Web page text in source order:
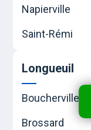
Napierville
Saint-Rémi
Longueuil
Boucherville
Brossard